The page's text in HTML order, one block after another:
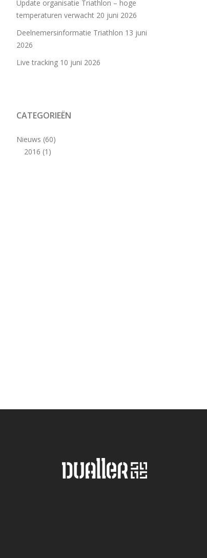
Update organisatie Triathlon – hoge
temperaturen verwacht 20 juni 2026
Deelnemersinformatie Triathlon 13 juni
2026
Live tracking 10 juni 2026
CATEGORIEËN
Nieuws (60)
2016 (1)